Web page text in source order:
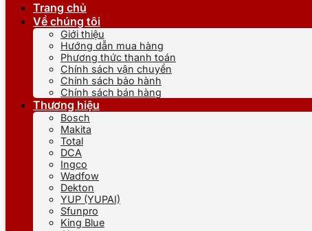
Trang chủ
Về chúng tôi
Giới thiệu
Hướng dẫn mua hàng
Phương thức thanh toán
Chính sách vận chuyển
Chính sách bảo hành
Chính sách bán hàng
Thương hiệu
Bosch
Makita
Total
DCA
Ingco
Wadfow
Dekton
YUP (YUPAI)
Sfunpro
King Blue